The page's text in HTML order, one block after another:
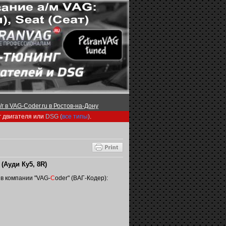
в VAG-Coder.ru в Ростов-на-Дону
или DSG (все типы).
Ку5, 8R)
компании "VAG-Coder" (ВАГ-Кодер):